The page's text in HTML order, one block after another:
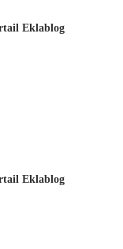
Eklablog
Eklablog